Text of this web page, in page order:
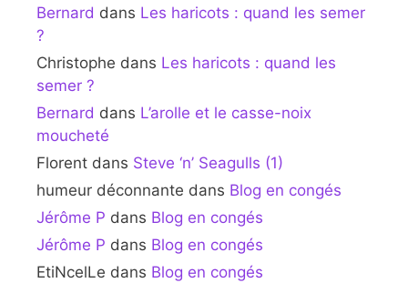
Bernard dans Les haricots : quand les semer
?
Christophe dans Les haricots : quand les
semer ?
Bernard dans L’arolle et le casse-noix
moucheté
Florent dans Steve ‘n’ Seagulls (1)
humeur déconnante dans Blog en congés
Jérôme P dans Blog en congés
Jérôme P dans Blog en congés
EtiNcelLe dans Blog en congés